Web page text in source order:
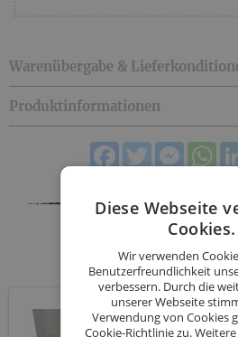
Warenübergabe &
Produktinformationen
FacebookTwitter
Goldglocke -
inkl.
Diese Webseite
Cookies.
Wir verwenden
Benutzerfreundlichkeit
verbessern. Durch die
unserer Webseite
Verwendung von Cookies
Cookie-Richtlinie zu.